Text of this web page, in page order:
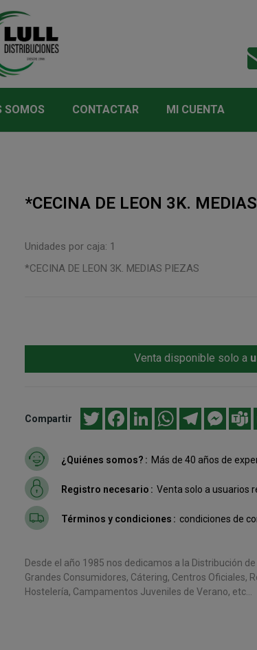
SOMOS CONTACTAR MI CUENTA
*CECINA DE LEON 3K.
Unidades por caja: 1
*CECINA DE LEON 3K. MEDIAS PIEZAS
Venta disponible solo a
Compartir Twitter FacebookLinkedInWhatsAppTelegram
¿Quiénes somos? Más de 40 años de
Registro necesario Venta solo a usuarios
Términos y condiciones condiciones de
Desde el año 1985 nos dedicamos a la Distribución
Grandes Consumidores, Cátering, Centros Oficiales,
Hostelería, Campamentos Juveniles de Verano, etc...